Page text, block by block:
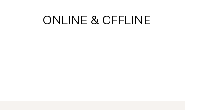
ONLINE & OFFLINE